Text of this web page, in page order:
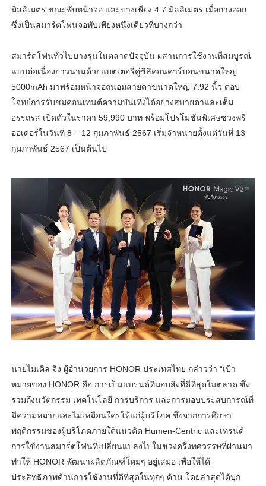
มิลลิเมตร ขณะพับหน้าจอ และบางเพียง 4.7 มิลลิเมตร เมื่อกางออก
ซึ่งเป็นสมาร์ตโฟนจอพับเพียงหนึ่งเดียวที่บางกว่า
สมาร์ตโฟนทั่วไปบางรุ่นในตลาดปัจจุบัน ผสานการใช้งานที่สมบูรณ์
แบบต่อเนื่องยาวนานด้วยแบตเตอรี่คู่ซิลิคอนคาร์บอนขนาดใหญ่
5000mAh มาพร้อมหน้าจอถนอมสายตาขนาดใหญ่ 7.92 นิ้ว ตอบ
โจทย์การรับชมคอนเทนต์ความบันเทิงได้อย่างสบายตาและเต็ม
อรรถรส เปิดตัวในราคา 59,990 บาท พร้อมโปรโมชันพิเศษช่วงพรี
ออเดอร์ในวันที่ 8 – 12 กุมภาพันธ์ 2567 เริ่มจำหน่ายตั้งแต่วันที่ 13
กุมภาพันธ์ 2567 เป็นต้นไป
นายไมเคิล จิง ผู้อำนวยการ HONOR ประเทศไทย กล่าวว่า “เป้า
หมายของ HONOR คือ การเป็นแบรนด์ที่มอบสิ่งที่ดีที่สุดในตลาด ซึ่ง
รวมถึงนวัตกรรม เทคโนโลยี การบริการ และการมอบประสบการณ์ที่
มีความหมายและไม่เหมือนใครให้แก่ผู้บริโภค ซึ่งจากการศึกษา
พฤติกรรมของผู้บริโภคภายใต้แนวคิด Humen-Centric และเทรนด์
การใช้งานสมาร์ตโฟนที่เปลี่ยนแปลงไปในช่วงครึ่งทศวรรษที่ผ่านมา
ทำให้ HONOR พัฒนาผลิตภัณฑ์ใหม่ๆ อยู่เสมอ เพื่อให้ได้
ประสิทธิภาพด้านการใช้งานที่ดีที่สุดในทุกๆ ด้าน โดยล่าสุดได้บุก